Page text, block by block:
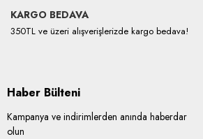
KARGO BEDAVA
350TL ve üzeri alışverişlerizde kargo bedava!
Haber Bülteni
Kampanya ve indirimlerden anında haberdar
olun